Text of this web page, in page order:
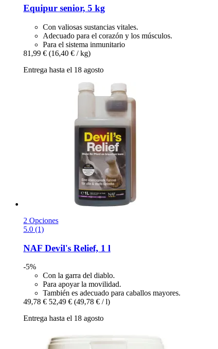
Equipur senior, 5 kg
Con valiosas sustancias vitales.
Adecuado para el corazón y los músculos.
Para el sistema inmunitario
81,99 € (16,40 € / kg)
Entrega hasta el 18 agosto
2 Opciones
5.0 (1)
NAF Devil's Relief, 1 l
-5%
Con la garra del diablo.
Para apoyar la movilidad.
También es adecuado para caballos mayores.
49,78 € 52,49 € (49,78 € / l)
Entrega hasta el 18 agosto